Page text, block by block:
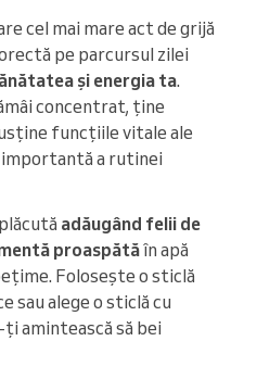
cel mai mare act de grijă
pe parcursul zilei
și energia ta.
concentrat, ține
funcțiile vitale ale
a rutinei
adăugând felii de
proaspătăîn apă
Folosește o sticlă
sau alege o sticlă cu
amintească să bei